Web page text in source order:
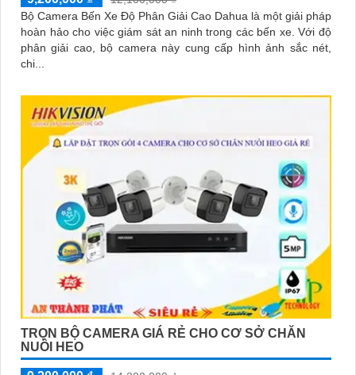
Bộ Camera Bến Xe Độ Phân Giải Cao Dahua là một giải pháp
hoàn hảo cho việc giám sát an ninh trong các bến xe. Với độ
phân giải cao, bộ camera này cung cấp hình ảnh sắc nét,
chi...
TRỌN BỘ CAMERA GIÁ RẺ CHO CƠ SỞ CHĂN
NUÔI HEO